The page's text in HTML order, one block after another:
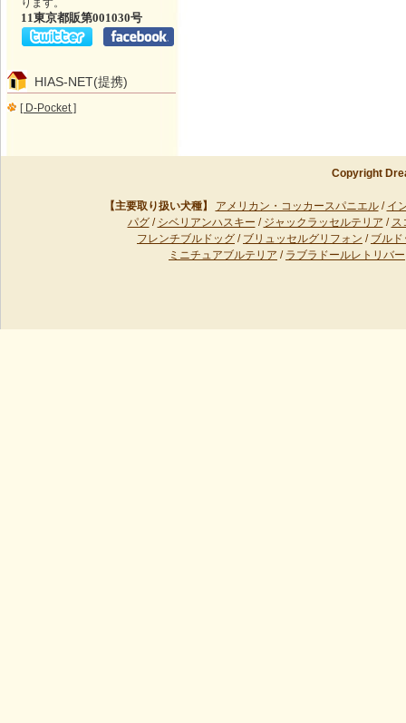
ります。
11東京都販第001030号
HIAS-NET(提携)
[ D-Pocket ]
Copyright
【主要取り扱い犬種】 アメリカン・コッカースパニエル/ イ
パグ/ シベリアンハスキー / ジャックラッセルテリア / ス
フレンチブルドッグ / ブリュッセルグリフォン / ブルド
ミニチュアブルテリア / ラブラドールレトリバー